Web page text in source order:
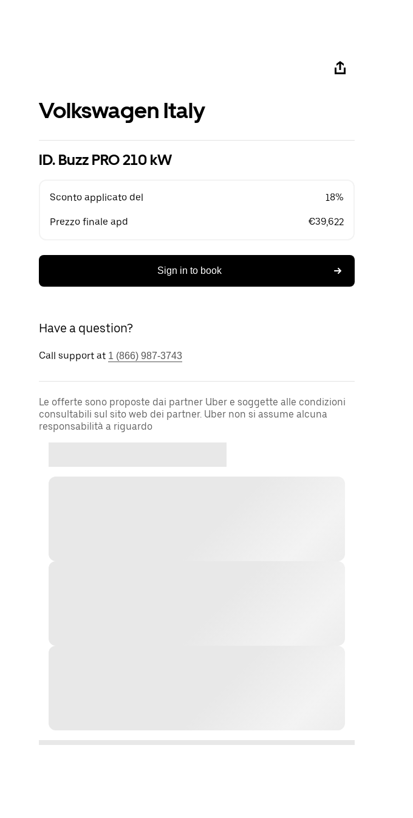
Volkswagen Italy
ID. Buzz PRO 210 kW
Sconto applicato del 18%
Prezzo finale apd €39,622
Sign in to book
Have a question?
Call support at 1 (866) 987-3743
Le offerte sono proposte dai partner Uber e soggette alle condizioni
consultabili sul sito web dei partner. Uber non si assume alcuna
responsabilità a riguardo